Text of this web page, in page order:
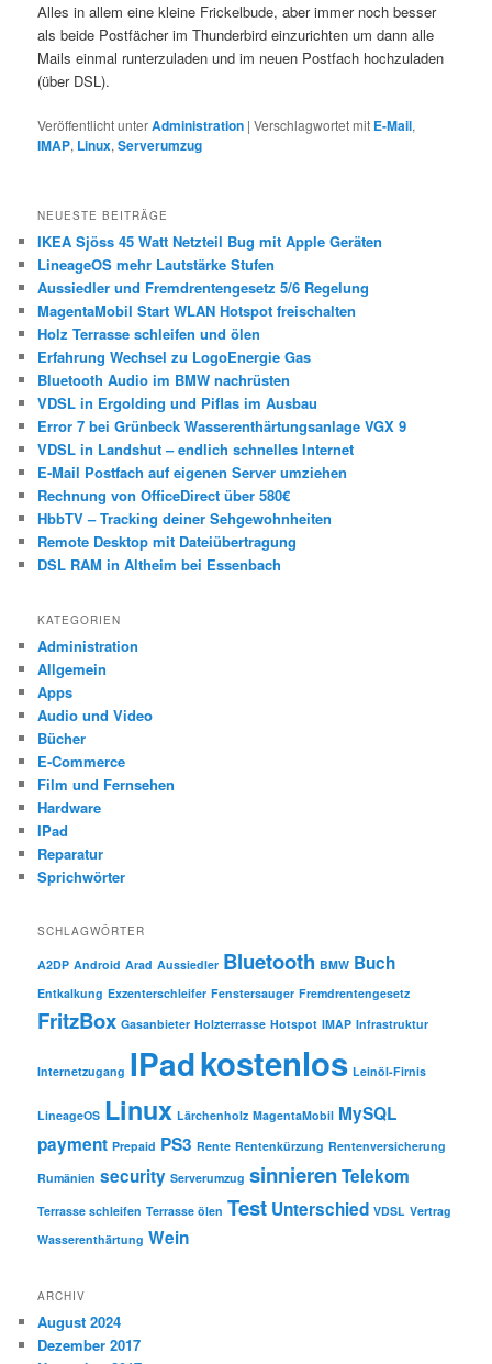
Alles in allem eine kleine Frickelbude, aber immer noch besser
als beide Postfächer im Thunderbird einzurichten um dann alle
Mails einmal runterzuladen und im neuen Postfach hochzuladen
(über DSL).
Veröffentlicht unterAdministration |Verschlagwortet mit E-Mail,
IMAP, Linux,Serverumzug
NEUESTE BEITRÄGE
IKEA Sjöss 45 Watt Netzteil Bug mit Apple Geräten
LineageOS mehr Lautstärke Stufen
Aussiedler und Fremdrentengesetz 5/6 Regelung
MagentaMobil Start WLAN Hotspot freischalten
Holz Terrasse schleifen und ölen
Erfahrung Wechsel zu LogoEnergie Gas
Bluetooth Audio im BMW nachrüsten
VDSL in Ergolding und Piflas im Ausbau
Error 7 bei Grünbeck Wasserenthärtungsanlage VGX 9
VDSL in Landshut – endlich schnelles Internet
E-Mail Postfach auf eigenen Server umziehen
Rechnung von OfficeDirect über 580€
HbbTV – Tracking deiner Sehgewohnheiten
Remote Desktop mit Dateiübertragung
DSL RAM in Altheim bei Essenbach
KATEGORIEN
Administration
Allgemein
Apps
Audio und Video
Bücher
E-Commerce
Film und Fernsehen
Hardware
IPad
Reparatur
Sprichwörter
SCHLAGWÖRTER
A2DP Android Arad Aussiedler Bluetooth BMW Buch
Entkalkung Exzenterschleifer Fenstersauger Fremdrentengesetz
FritzBox Gasanbieter Holzterrasse Hotspot IMAP Infrastruktur
Internetzugang IPadkostenlos Leinöl-Firnis
LineageOS Linux Lärchenholz MagentaMobil MySQL
payment Prepaid PS3 Rente Rentenkürzung Rentenversicherung
Rumänien security Serverumzug sinnierenTelekom
Terrasse schleifen Terrasse ölen Test Unterschied VDSL Vertrag
Wasserenthärtung Wein
ARCHIV
August 2024
Dezember 2017